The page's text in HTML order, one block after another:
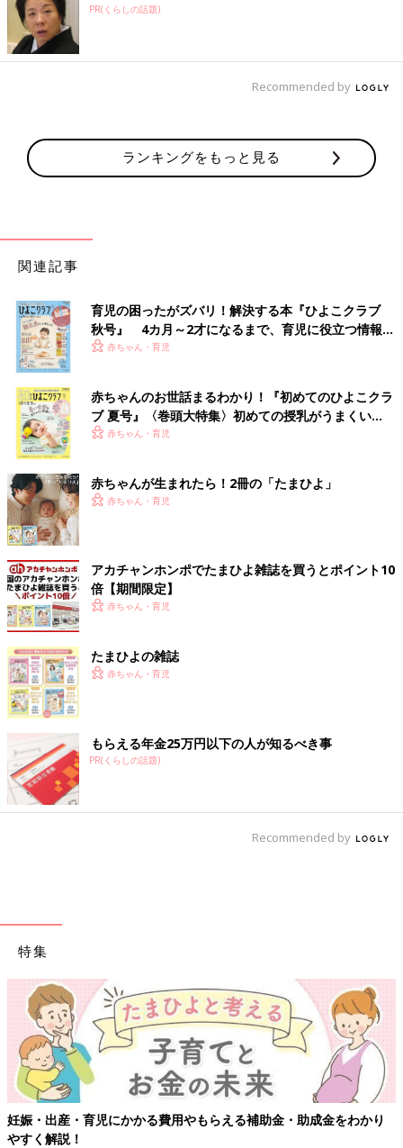
PR(くらしの話題)
Recommended by
ランキングをもっと見る
関連記事
育児の困ったがズバリ！解決する本『ひよこクラブ
秋号』 4カ月～2才になるまで、育児に役立つ情報が
いっぱい！
赤ちゃん・育児
赤ちゃんのお世話まるわかり！『初めてのひよこクラ
ブ 夏号』〈巻頭大特集〉初めての授乳がうまくい
く！ おっぱい・ミルクの基本と夏のトラブル 解決テ
赤ちゃん・育児
赤ちゃんが生まれたら！2冊の「たまひよ」
赤ちゃん・育児
アカチャンホンポでたまひよ雑誌を買うとポイント10
倍【期間限定】
赤ちゃん・育児
たまひよの雑誌
赤ちゃん・育児
もらえる年金25万円以下の人が知るべき事
PR(くらしの話題)
Recommended by
特集
妊娠・出産・育児にかかる費用やもらえる補助金・助成金をわかり
やすく解説！